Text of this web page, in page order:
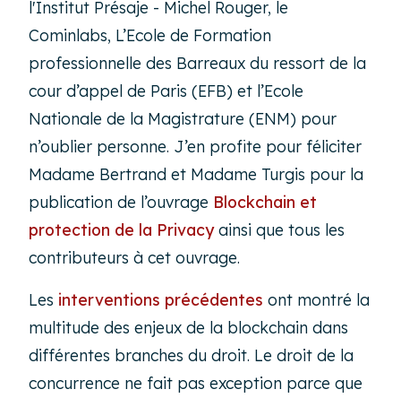
l'Institut Présaje - Michel Rouger, le
Cominlabs, L’Ecole de Formation
professionnelle des Barreaux du ressort de la
cour d’appel de Paris (EFB) et l’Ecole
Nationale de la Magistrature (ENM) pour
n’oublier personne. J’en profite pour féliciter
Madame Bertrand et Madame Turgis pour la
publication de l’ouvrage Blockchain et
protection de la Privacyainsi que tous les
contributeurs à cet ouvrage.
Les interventions précédentes ont montré la
multitude des enjeux de la blockchain dans
différentes branches du droit. Le droit de la
concurrence ne fait pas exception parce que